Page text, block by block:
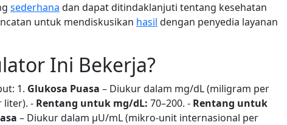
sederhana dan dapat ditindaklanjuti tentang kesehatan
untuk mendiskusikan hasil dengan penyedia layanan
Ini Bekerja?
1. Glukosa Puasa – Diukur dalam mg/dL (miligram per
liter). - Rentang untuk mg/dL: 70–200. - Rentang untuk
– Diukur dalam μU/mL (mikro-unit internasional per